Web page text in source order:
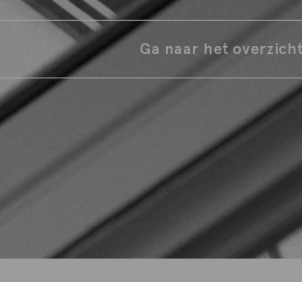
Ga naar het overzicht